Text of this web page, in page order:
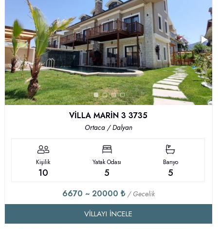
VİLLA MARİN 3 3735
Ortaca / Dalyan
Kişilik
10
Yatak Odası
5
Banyo
5
6670 ~ 20000 ₺ / Gecelik
VILLAYI İNCELE